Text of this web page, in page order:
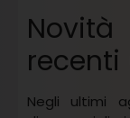
recenti
Negli ultimi